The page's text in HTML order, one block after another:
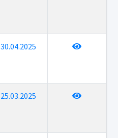
30.04.2025
25.03.2025